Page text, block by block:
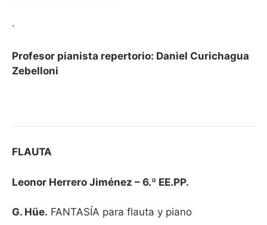
·
Profesor pianista repertorio: Daniel Curichagua
Zebelloni
FLAUTA
Leonor Herrero Jiménez – 6.º EE.PP.
G. Hüe. FANTASÍA para flauta y piano